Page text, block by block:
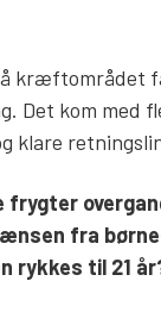
kræftområdet
Det kom med
klare
frygter
fra
rykkes til 21